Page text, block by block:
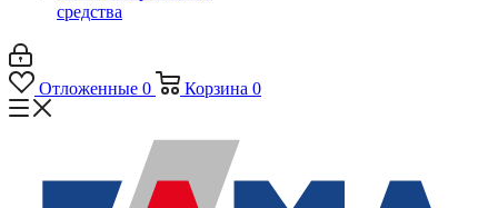
средства
Отложенные 0 Корзина 0